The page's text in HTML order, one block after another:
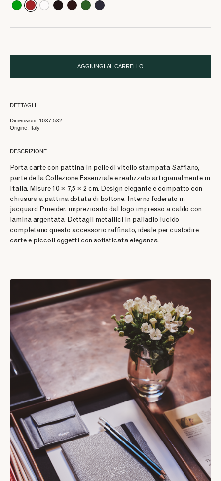
AGGIUNGI AL CARRELLO
DETTAGLI
Dimensioni: 10X7,5X2
Origine: Italy
DESCRIZIONE
Porta carte con pattina in pelle di vitello stampata Saffiano,
parte della Collezione Essenziale e realizzato artigianalmente in
Italia. Misure 10 × 7,5 × 2 cm. Design elegante e compatto con
chiusura a pattina dotata di bottone. Interno foderato in
jacquard Pineider, impreziosito dal logo impresso a caldo con
lamina argentata. Dettagli metallici in palladio lucido
completano questo accessorio raffinato, ideale per custodire
carte e piccoli oggetti con sofisticata eleganza.